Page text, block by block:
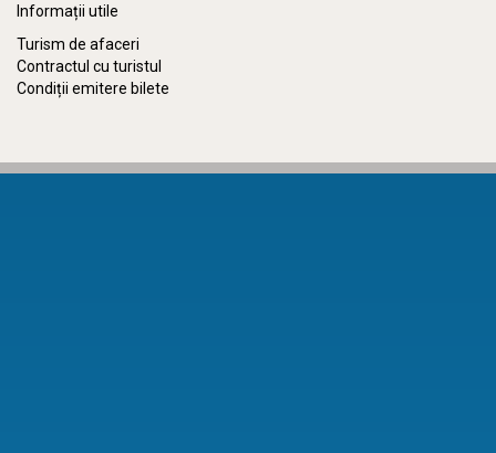
Informații utile
Turism de afaceri
Contractul cu turistul
Condiții emitere bilete